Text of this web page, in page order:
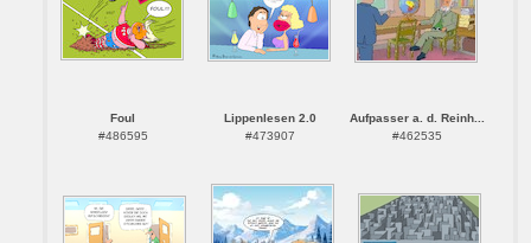
Foul
#486595
Lippenlesen 2.0
#473907
Aufpasser a. d. Reinh...
#462535